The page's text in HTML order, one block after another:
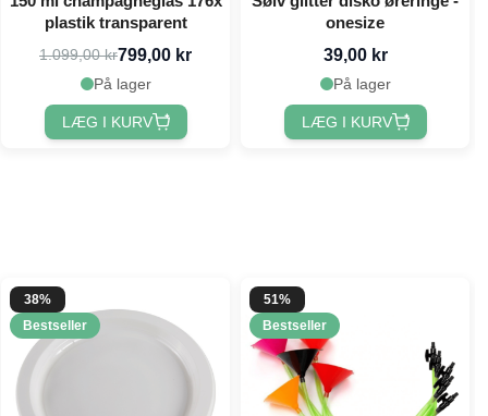
plastik transparent
1.099,00 kr799,00 kr
På lager
LÆG I KURV
onesize
39,00 kr
På lager
LÆG I KURV
38%
Bestseller
51%
Bestseller